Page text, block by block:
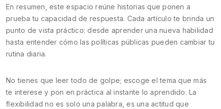
En resumen, este espacio reúne historias que ponen a
prueba tu capacidad de respuesta. Cada artículo te brinda un
punto de vista práctico: desde aprender una nueva habilidad
hasta entender cómo las políticas públicas pueden cambiar tu
rutina diaria.
No tienes que leer todo de golpe; escoge el tema que más
te interese y pon en práctica al instante lo aprendido. La
flexibilidad no es solo una palabra, es una actitud que